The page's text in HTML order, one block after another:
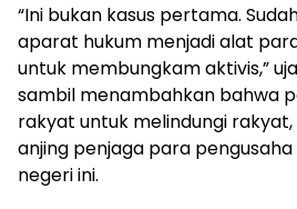
“Ini bukan kasus pertama.
aparat hukum menjadi alat
untuk membungkam aktivis,”
sambil menambahkan bahwa
rakyat untuk melindungi
anjing penjaga para
negeri ini.